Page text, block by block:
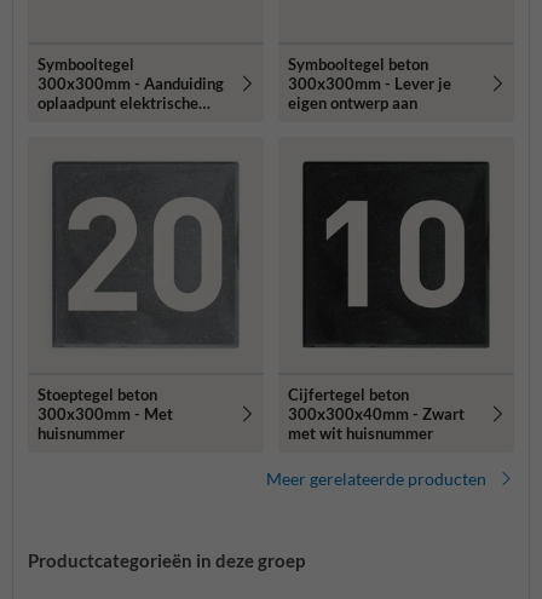
Symbooltegel
300x300mm - Aanduiding
oplaadpunt elektrische
Symbooltegel beton
300x300mm - Lever je
eigen ontwerp aan
Stoeptegel beton
300x300mm - Met
huisnummer
Cijfertegel beton
300x300x40mm - Zwart
met wit huisnummer
Meer gerelateerde producten
Productcategorieën in deze groep